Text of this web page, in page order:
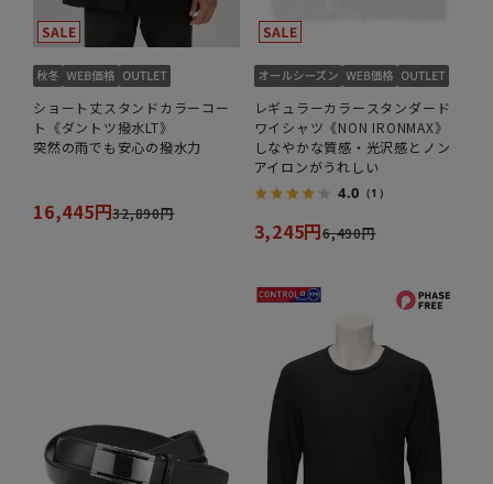
ショート丈スタンドカラーコー
ト《ダントツ撥水LT》
突然の雨でも安心の撥水力
16,445円32,890円
レギュラーカラースタンダード
ワイシャツ《NON IRONMAX》
しなやかな質感・光沢感とノン
アイロンがうれしい
4.0 （1）
3,245円6,490円